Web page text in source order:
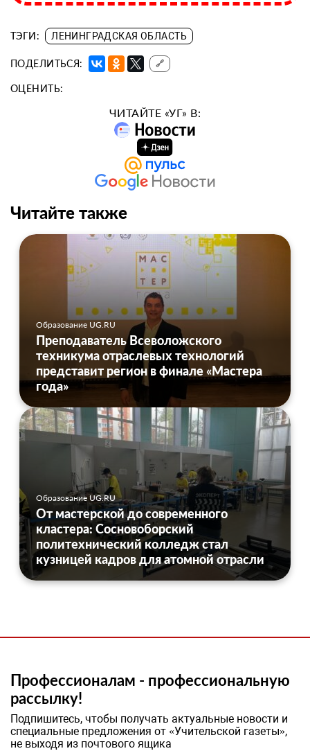
ТЭГИ: ЛЕНИНГРАДСКАЯ ОБЛАСТЬ
ПОДЕЛИТЬСЯ: 🔗
ОЦЕНИТЬ:
ЧИТАЙТЕ «УГ» В:
Читайте также
Образование UG.RU
Преподаватель Всеволожского
техникума отраслевых технологий
представит регион в финале «Мастера
года»
Образование UG.RU
От мастерской до современного
кластера: Сосновоборский
политехнический колледж стал
кузницей кадров для атомной отрасли
Профессионалам - профессиональную
рассылку!
Подпишитесь, чтобы получать актуальные новости и
специальные предложения от «Учительской газеты»,
не выходя из почтового ящика